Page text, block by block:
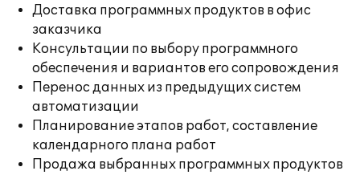
Доставка программных продуктов в офис
заказчика
Консультации по выбору программного
обеспечения и вариантов его сопровождения
Перенос данных из предыдущих систем
автоматизации
Планирование этапов работ, составление
календарного плана работ
Продажа выбранных программных продуктов